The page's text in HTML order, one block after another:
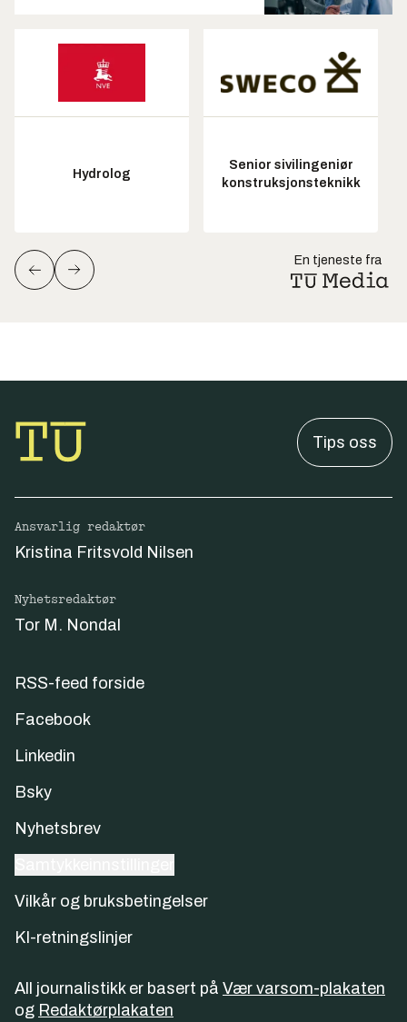
Hydrolog
Senior sivilingeniør
konstruksjonsteknikk
En tjeneste fra
Tips oss
Ansvarlig redaktør
Kristina Fritsvold Nilsen
Nyhetsredaktør
Tor M. Nondal
RSS-feed forside
Facebook
Linkedin
Bsky
Nyhetsbrev
Vilkår og bruksbetingelser
KI-retningslinjer
All journalistikk er basert på Vær varsom-plakaten
og Redaktørplakaten